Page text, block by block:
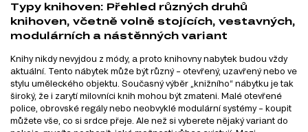
Typy knihoven: Přehled různých druhů
knihoven, včetně volně stojících, vestavných,
modulárních a nástěnných variant
Knihy nikdy nevyjdou z módy, a proto knihovny nabytek budou vždy
aktuální. Tento nábytek může být různý – otevřený, uzavřený nebo ve
stylu uměleckého objektu. Současný výběr „knižního“ nábytku je tak
široký, že i zarytí milovníci knih mohou být zmateni. Malé otevřené
police, obrovské regály nebo neobvyklé modulární systémy – koupit
můžete vše, co si srdce přeje. Ale než si vyberete nějaký variant do